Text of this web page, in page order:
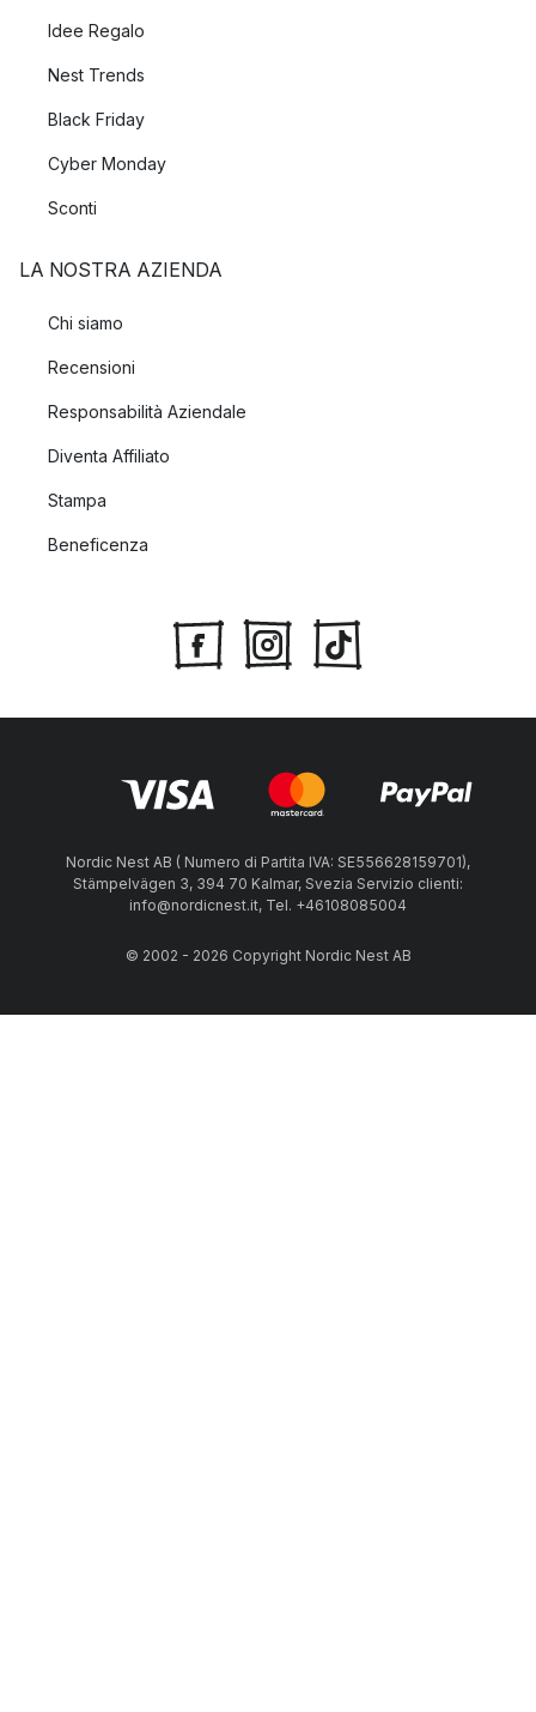
Idee Regalo
Nest Trends
Black Friday
Cyber Monday
Sconti
LA NOSTRA AZIENDA
Chi siamo
Recensioni
Responsabilità Aziendale
Diventa Affiliato
Stampa
Beneficenza
Nordic Nest AB ( Numero di Partita IVA: SE556628159701),
Stämpelvägen 3, 394 70 Kalmar, Svezia Servizio clienti:
info@nordicnest.it, Tel. +46108085004
© 2002 - 2026 Copyright Nordic Nest AB